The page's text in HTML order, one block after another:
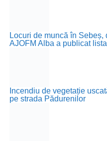
Locuri de muncă în
AJOFM Alba a publicat
Incendiu de vegetație
pe strada Pădurenilor